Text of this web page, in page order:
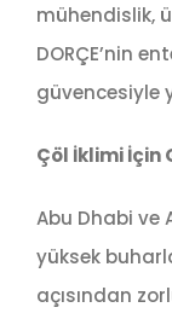
mühendislik,
DORÇE’nin
güvencesiyle
Çöl İklimi
Abu Dhabi ve
yüksek
açısından